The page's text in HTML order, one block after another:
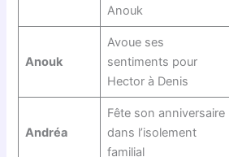
Anouk
Anouk
Avoue ses
sentiments pour
Hector à Denis
Andréa
Fête son anniversaire
dans l’isolement
familial